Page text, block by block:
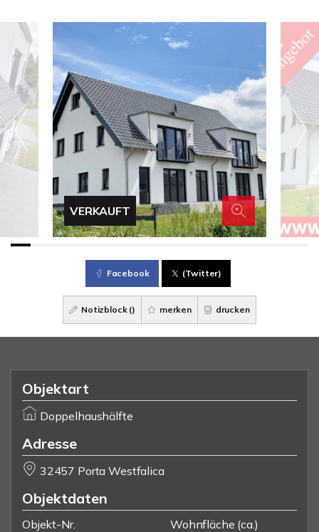
VERKAUFT
Facebook (Twitter)
Notizblock () merken drucken
Objektart
Doppelhaushälfte
Adresse
32457 Porta Westfalica
Objektdaten
Objekt-Nr.
Wohnfläche (ca.)